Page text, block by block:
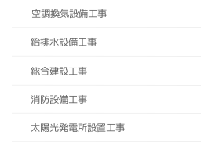
空調換気設備工事
給排水設備工事
総合建設工事
消防設備工事
太陽光発電所設置工事